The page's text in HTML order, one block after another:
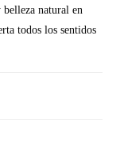
natural en
todos los sentidos